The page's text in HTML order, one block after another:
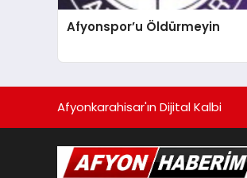
Afyonspor’u Öldürmeyin
Afyonkarahisar'ın Dijital Kalbi